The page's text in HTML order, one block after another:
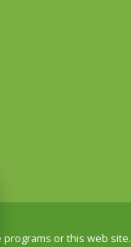
or this web site.